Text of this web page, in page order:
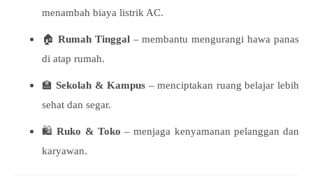
menambah biaya listrik AC.
🏠 Rumah Tinggal– membantu mengurangi hawa panas
di atap rumah.
🏫Sekolah & Kampus – menciptakan ruang belajar lebih
sehat dan segar.
🛍️Ruko & Toko – menjaga kenyamanan pelanggan dan
karyawan.